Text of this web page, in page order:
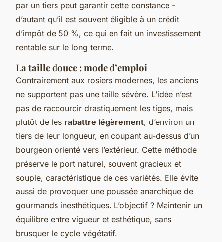
par un tiers peut garantir cette constance -
d’autant qu’il est souvent éligible à un crédit
d’impôt de 50 %, ce qui en fait un investissement
rentable sur le long terme.
La taille douce : mode d’emploi
Contrairement aux rosiers modernes, les anciens
ne supportent pas une taille sévère. L’idée n’est
pas de raccourcir drastiquement les tiges, mais
plutôt de les rabattre légèrement, d’environ un
tiers de leur longueur, en coupant au-dessus d’un
bourgeon orienté vers l’extérieur. Cette méthode
préserve le port naturel, souvent gracieux et
souple, caractéristique de ces variétés. Elle évite
aussi de provoquer une poussée anarchique de
gourmands inesthétiques. L’objectif ? Maintenir un
équilibre entre vigueur et esthétique, sans
brusquer le cycle végétatif.